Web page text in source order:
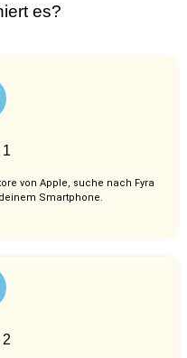
es?
von Apple, suche nach Fyra
Smartphone.